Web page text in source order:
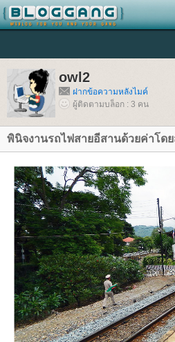
owl2
ฝากข้อความหลังไมค์
ผู้ติดตามบล็อก : 3 คน
พินิจงานรถไฟสายอีสานด้วยค่าโด